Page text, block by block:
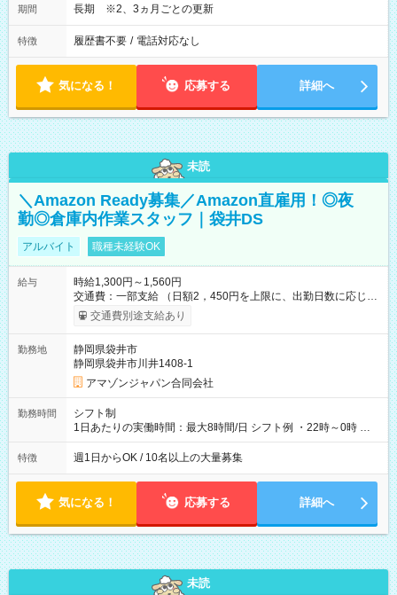
期間 長期 ※2、3ヵ月ごとの更新
特徴 履歴書不要 / 電話対応なし
気になる！ 応募する 詳細へ
未読
＼Amazon Ready募集／Amazon直雇用！◎夜
勤◎倉庫内作業スタッフ｜袋井DS
アルバイト 職種未経験OK
給与
時給1,300円～1,560円
交通費：一部支給 （日額2，450円を上限に、出勤日数に応じて
実費支給） ※22:00～翌5:00までは時給25%UP！ ■給与前払い
制度あり ※前払い額の上限あり、手数料無料（Amazon負担）
交通費別途支給あり
勤務地
静岡県袋井市
静岡県袋井市川井1408-1
アマゾンジャパン合同会社
勤務時間
シフト制
1日あたりの実働時間：最大8時間/日 シフト例 ・22時～0時 入
社後、就業可能シフトをご確認の上、申請してください。
特徴 週1日からOK / 10名以上の大量募集
気になる！ 応募する 詳細へ
未読